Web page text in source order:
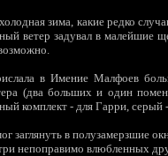
зима, какие редко
ветер задувал в малейшие
в Имение Малфоев
(два больших и один
комплект - для Гарри, серый
заглянуть в полузамерзшие
непоправимо влюбленных